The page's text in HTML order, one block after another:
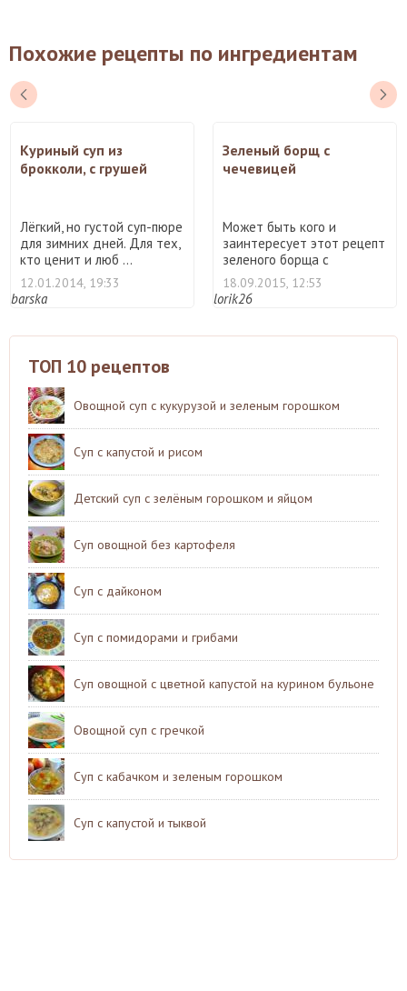
Похожие рецепты по ингредиентам
Куриный суп из
брокколи, с грушей
Лёгкий, но густой суп-пюре
для зимних дней. Для тех,
кто ценит и люб ...
12.01.2014, 19:33
barska
Зеленый борщ с
чечевицей
Может быть кого и
заинтересует этот рецепт
зеленого борща с
добавлен ...
18.09.2015, 12:53
lorik26
ТОП 10 рецептов
Овощной суп с кукурузой и зеленым горошком
Суп с капустой и рисом
Детский суп с зелёным горошком и яйцом
Суп овощной без картофеля
Суп с дайконом
Суп с помидорами и грибами
Суп овощной с цветной капустой на курином бульоне
Овощной суп с гречкой
Суп с кабачком и зеленым горошком
Суп с капустой и тыквой